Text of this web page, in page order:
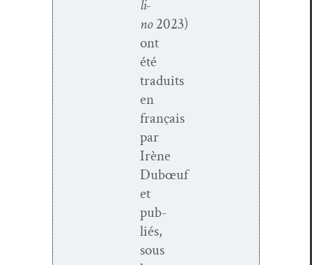
li­
no2023)
ont
été
traduits
en
français
par
Irène
Dubœuf
et
pub­
liés,
sous